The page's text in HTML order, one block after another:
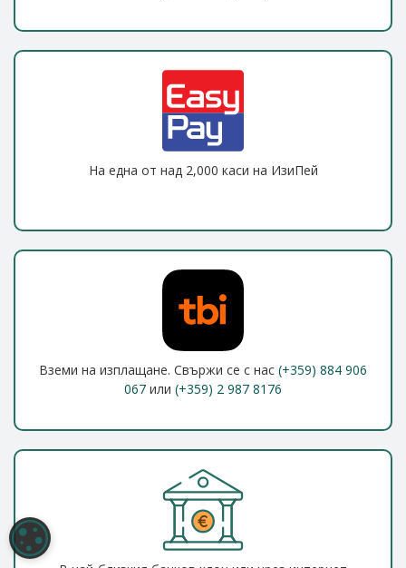
На една от над 2,000 каси на ИзиПей
Вземи на изплащане. Свържи се с нас (+359) 884 906
067 или (+359) 2 987 8176
НАСТРОЙКИ НА БИСКВИТКИТЕ